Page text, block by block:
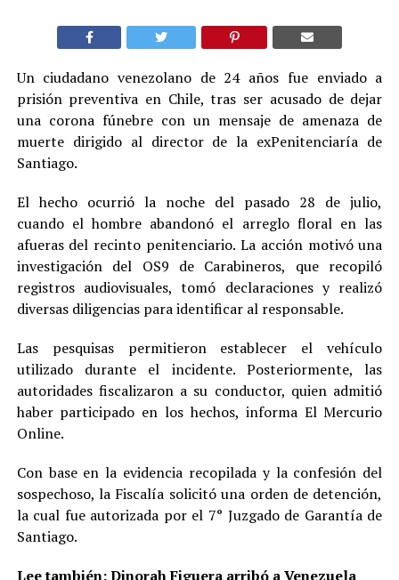
Un ciudadano venezolano de 24 años fue enviado a
prisión preventiva en Chile, tras ser acusado de dejar
una corona fúnebre con un mensaje de amenaza de
muerte dirigido al director de la exPenitenciaría de
Santiago.
El hecho ocurrió la noche del pasado 28 de julio,
cuando el hombre abandonó el arreglo floral en las
afueras del recinto penitenciario. La acción motivó una
investigación del OS9 de Carabineros, que recopiló
registros audiovisuales, tomó declaraciones y realizó
diversas diligencias para identificar al responsable.
Las pesquisas permitieron establecer el vehículo
utilizado durante el incidente. Posteriormente, las
autoridades fiscalizaron a su conductor, quien admitió
haber participado en los hechos, informa El Mercurio
Online.
Con base en la evidencia recopilada y la confesión del
sospechoso, la Fiscalía solicitó una orden de detención,
la cual fue autorizada por el 7° Juzgado de Garantía de
Santiago.
Lee también:Dinorah Figuera arribó a Venezuela